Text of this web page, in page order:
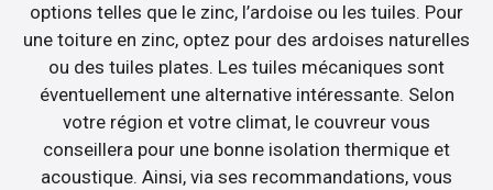
options telles que le zinc, l’ardoise ou les tuiles. Pour
une toiture en zinc, optez pour des ardoises naturelles
ou des tuiles plates. Les tuiles mécaniques sont
éventuellement une alternative intéressante. Selon
votre région et votre climat, le couvreur vous
conseillera pour une bonne isolation thermique et
acoustique. Ainsi, via ses recommandations, vous